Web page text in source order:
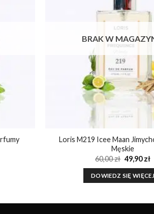
BRAK W
Loris M219 Icee Maan
Męskie
60,00zł
cena
60,00 zł.
49,90zł
DOWIEDZ SIĘ